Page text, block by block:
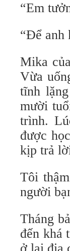
“Em
“Để anh
Mika
Vừa
tĩnh
mười
trình.
được
kịp trả
Tôi
người
Tháng
đến khá